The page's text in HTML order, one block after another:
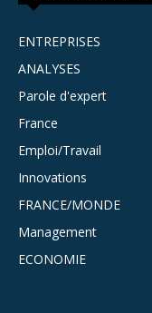
ENTREPRISES
ANALYSES
Parole d'expert
France
Emploi/Travail
Innovations
FRANCE/MONDE
Management
ECONOMIE